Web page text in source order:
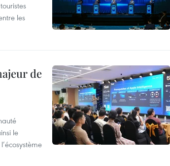
les
de
le